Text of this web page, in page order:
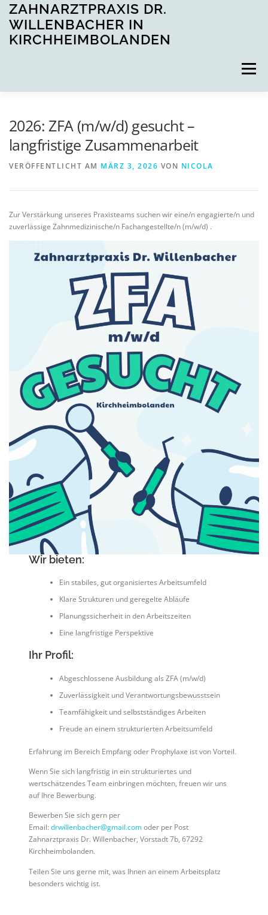
Zum
Inhalt
springen
ZAHNARZTPRAXIS DR.
WILLENBACHER IN
KIRCHHEIMBOLANDEN
Menü
2026: ZFA (m/w/d) gesucht –
langfristige Zusammenarbeit
VERÖFFENTLICHT AM MÄRZ 3, 2026 VON NICOLA
Zur Verstärkung unseres Praxisteams suchen wir eine/n engagierte/n und
zuverlässige Zahnmedizinische/n Fachangestellte/n (m/w/d) .
Wir bieten:
Ein stabiles, gut organisiertes Arbeitsumfeld
Klare Strukturen und geregelte Abläufe
Planungssicherheit in den Arbeitszeiten
Eine langfristige Perspektive
Ihr Profil:
Abgeschlossene Ausbildung als ZFA (m/w/d)
Zuverlässigkeit und Verantwortungsbewusstsein
Teamfähigkeit und selbstständiges Arbeiten
Freude an einem strukturierten Arbeitsumfeld
Erfahrung im Bereich Empfang oder Prophylaxe ist von Vorteil.
Wenn Sie sich langfristig in ein strukturiertes und
wertschätzendes Team einbringen möchten, freuen wir uns
auf Ihre Bewerbung.
Bewerben Sie sich gern per
Email:drwillenbacher@gmail.comoder per Post
Zahnarztpraxis Dr. Willenbacher, Vorstadt 7b, 67292
Kirchheimbolanden.
Teilen Sie uns gerne mit, was Ihnen an einem Arbeitsplatz
besonders wichtig ist.